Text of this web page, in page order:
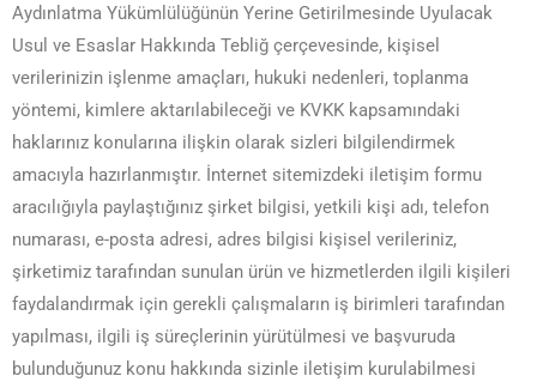
Aydınlatma Yükümlülüğünün Yerine Getirilmesinde Uyulacak
Usul ve Esaslar Hakkında Tebliğ çerçevesinde, kişisel
verilerinizin işlenme amaçları, hukuki nedenleri, toplanma
yöntemi, kimlere aktarılabileceği ve KVKK kapsamındaki
haklarınız konularına ilişkin olarak sizleri bilgilendirmek
amacıyla hazırlanmıştır. İnternet sitemizdeki iletişim formu
aracılığıyla paylaştığınız şirket bilgisi, yetkili kişi adı, telefon
numarası, e-posta adresi, adres bilgisi kişisel verileriniz,
şirketimiz tarafından sunulan ürün ve hizmetlerden ilgili kişileri
faydalandırmak için gerekli çalışmaların iş birimleri tarafından
yapılması, ilgili iş süreçlerinin yürütülmesi ve başvuruda
bulunduğunuz konu hakkında sizinle iletişim kurulabilmesi